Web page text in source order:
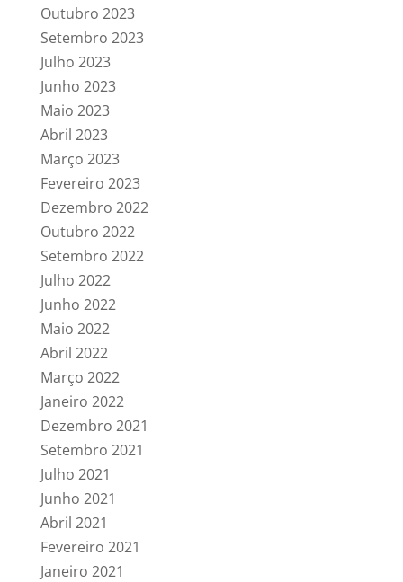
Outubro 2023
Setembro 2023
Julho 2023
Junho 2023
Maio 2023
Abril 2023
Março 2023
Fevereiro 2023
Dezembro 2022
Outubro 2022
Setembro 2022
Julho 2022
Junho 2022
Maio 2022
Abril 2022
Março 2022
Janeiro 2022
Dezembro 2021
Setembro 2021
Julho 2021
Junho 2021
Abril 2021
Fevereiro 2021
Janeiro 2021